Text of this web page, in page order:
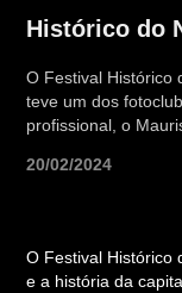
Histórico do
O Festival Histórico
teve um dos
profissional, o
20/02/2024
O Festival Histórico
e a história da